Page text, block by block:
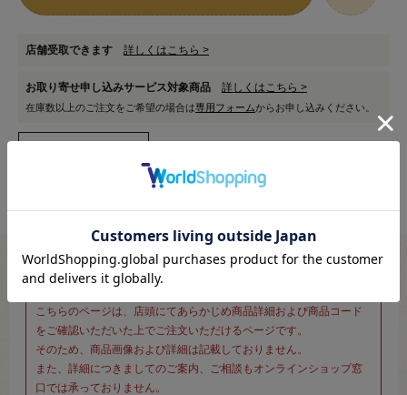
店舗受取できます 詳しくはこちら >
お取り寄せ申し込みサービス対象商品 詳しくはこちら >
在庫数以上のご注文をご希望の場合は専用フォームからお申し込みください。
※新宿オカダヤ本店お取り扱い商品のご注文専用ページです※
こちらのページは、店頭にてあらかじめ商品詳細および商品コード
をご確認いただいた上でご注文いただけるページです。
そのため、商品画像および詳細は記載しておりません。
また、詳細につきましてのご案内、ご相談もオンラインショップ窓
口では承っておりません。